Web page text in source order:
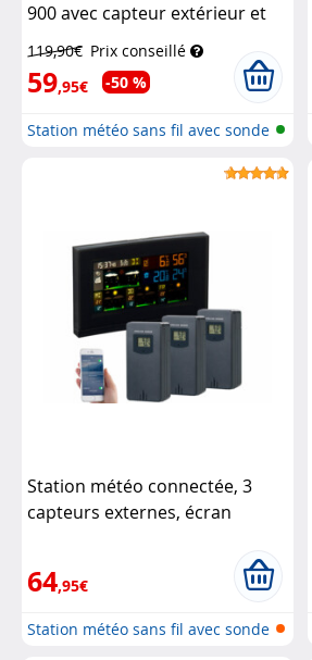
900 avec capteur extérieur et
Infactory
119,90€ Prix conseillé
59,95€ -50 %
Station météo sans fil avec sonde
Station météo connectée, 3
capteurs externes, écran
64,95€
Station météo sans fil avec sonde